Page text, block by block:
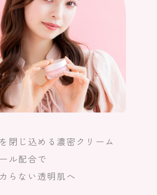
閉じ込める濃密クリーム
ル配合で
らない透明肌へ